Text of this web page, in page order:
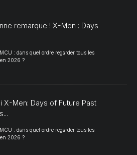
remarque ! X-Men : Days
: dans quel ordre regarder tous les
2026 ?
X-Men: Days of Future Past
: dans quel ordre regarder tous les
2026 ?